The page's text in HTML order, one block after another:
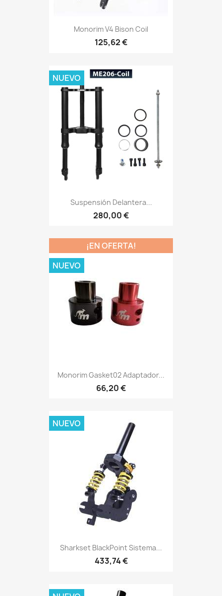
Monorim V4 Bison Coil
125,62 €
Suspensión Delantera...
280,00 €
NUEVO
Monorim Gasket02 Adaptador...
66,20 €
¡EN OFERTA!
NUEVO
Sharkset BlackPoint Sistema...
433,74 €
NUEVO